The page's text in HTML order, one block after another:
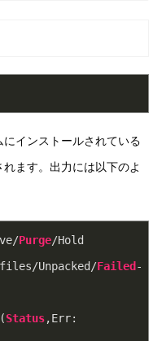
インストールされている
ます。出力には以下のよ
Purge/Hold
Unpacked/Failed -
(Status,Err: